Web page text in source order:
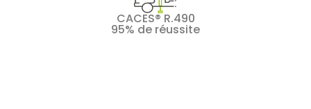
CACES® R.490
95% de réussite